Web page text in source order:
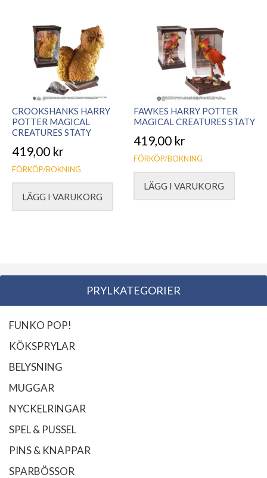
CROOKSHANKS HARRY
POTTER MAGICAL
CREATURES STATY
419,00 kr
FÖRKÖP/BOKNING
LÄGG I VARUKORG
FAWKES HARRY POTTER
MAGICAL CREATURES STATY
419,00 kr
FÖRKÖP/BOKNING
LÄGG I VARUKORG
PRYLKATEGORIER
FUNKO POP!
KÖKSPRYLAR
BELYSNING
MUGGAR
NYCKELRINGAR
SPEL & PUSSEL
PINS & KNAPPAR
SPARBÖSSOR